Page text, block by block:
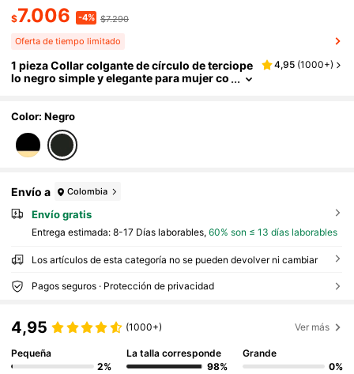
$7.006 -4% $7.290
Oferta de tiempo limitado
1 pieza Collar colgante de círculo de terciope
lo negro simple y elegante para mujer co
re, Día de la Madre
4,95 (1000+)
Color: Negro
Envío a Colombia
Envío gratis
Entrega estimada: 8-17 Días laborables, 60% son ≤ 13 días laborables
Los artículos de esta categoría no se pueden devolver ni cambiar
Pagos seguros · Protección de privacidad
4,95 (1000+) Ver más
Pequeña
2%
La talla corresponde
98%
Grande
0%